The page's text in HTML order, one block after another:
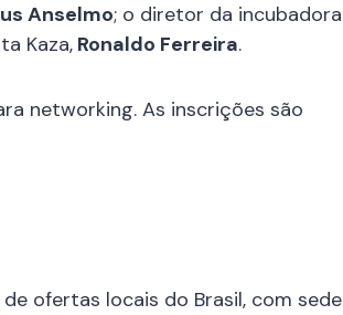
Anselmo; o diretor da incubadora
Kaza, Ronaldo Ferreira.
networking. As inscrições são
ofertas locais do Brasil, com sede